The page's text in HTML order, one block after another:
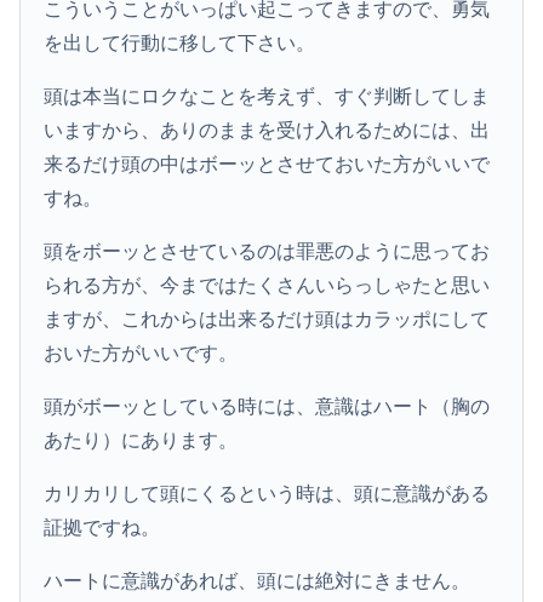
こういうことがいっぱい起こってきますので、勇気
を出して行動に移して下さい。
頭は本当にロクなことを考えず、すぐ判断してしま
いますから、ありのままを受け入れるためには、出
来るだけ頭の中はボーッとさせておいた方がいいで
すね。
頭をボーッとさせているのは罪悪のように思ってお
られる方が、今まではたくさんいらっしゃたと思い
ますが、これからは出来るだけ頭はカラッポにして
おいた方がいいです。
頭がボーッとしている時には、意識はハート（胸の
あたり）にあります。
カリカリして頭にくるという時は、頭に意識がある
証拠ですね。
ハートに意識があれば、頭には絶対にきません。